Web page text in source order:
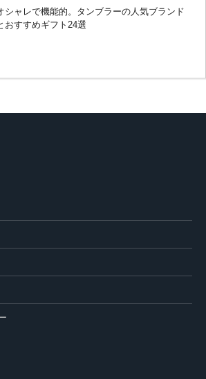
シャレで機能的。タンブラーの人気ブランド
おすすめギフト24選